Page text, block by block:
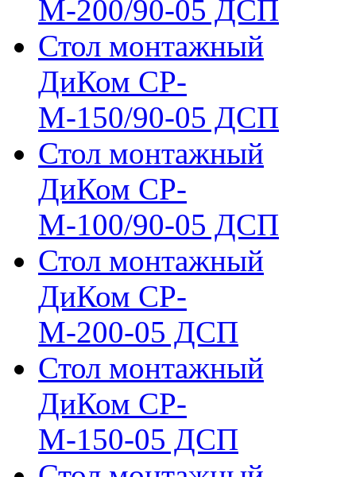
М-200/90-05 ДСП
Стол монтажный
ДиКом СР-
М-150/90-05 ДСП
Стол монтажный
ДиКом СР-
М-100/90-05 ДСП
Стол монтажный
ДиКом СР-
М-200-05 ДСП
Стол монтажный
ДиКом СР-
М-150-05 ДСП